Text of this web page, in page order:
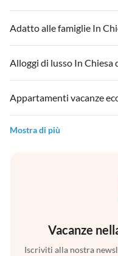
Adatto alle famiglie In
Alloggi di lusso In Chiesa
Appartamenti vacanze
Mostra di più
Vacanze
Iscriviti alla nostra